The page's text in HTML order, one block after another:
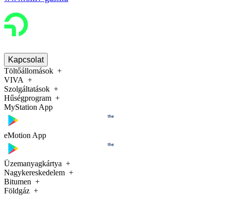
Kapcsolat
Töltőállomások
VIVA
Szolgáltatások
Hűségprogram
MyStation App
eMotion App
Üzemanyagkártya
Nagykereskedelem
Bitumen
Földgáz